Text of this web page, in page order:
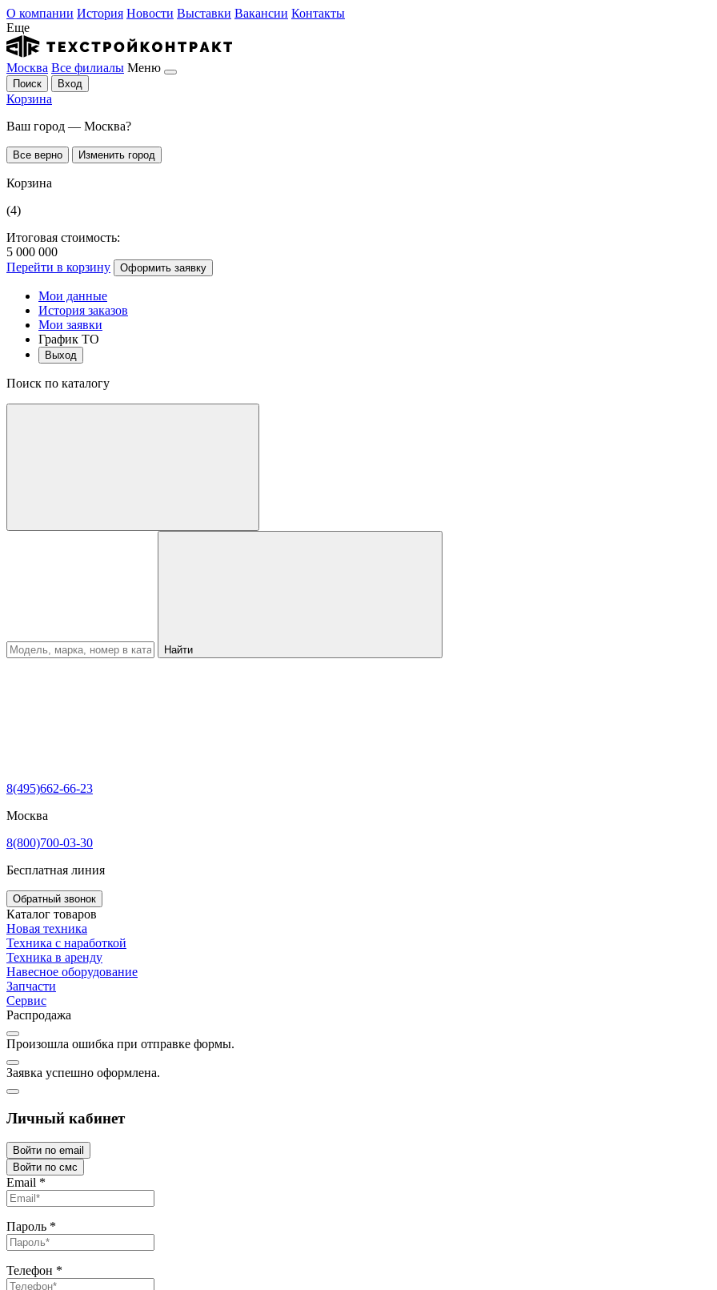
О компании История Новости Выставки Вакансии Контакты
Еще
Москва Все филиалы Меню
Поиск Вход
Корзина
Ваш город — Москва?
Все верно Изменить город
Корзина
(4)
Итоговая стоимость:
5 000 000
Перейти в корзину
Оформить заявку
Мои данные
История заказов
Мои заявки
График ТО
Выход
Поиск по каталогу
Найти
8(495)662-66-23
Москва
8(800)700-03-30
Бесплатная линия
Обратный звонок
Каталог товаров
Новая техника
Техника с наработкой
Техника в аренду
Навесное оборудование
Запчасти
Сервис
Распродажа
Произошла ошибка при отправке формы.
Заявка успешно оформлена.
Личный кабинет
Войти по email
Войти по смс
Email *
Пароль *
Телефон *